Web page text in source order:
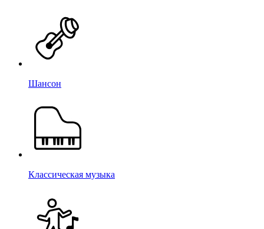
Шансон
Классическая музыка